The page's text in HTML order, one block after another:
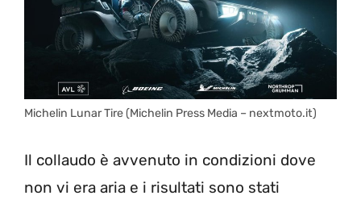
Michelin Lunar Tire (Michelin Press Media – nextmoto.it)
Il collaudo è avvenuto in condizioni dove
non vi era aria e i risultati sono stati